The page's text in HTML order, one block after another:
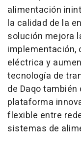
alimentación
la calidad de la
solución mejora
implementación,
eléctrica y
tecnología de
de Daqo
plataforma
flexible entre
sistemas de